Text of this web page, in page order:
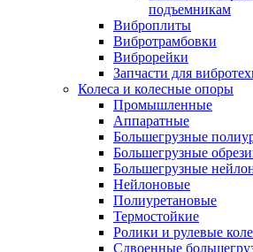
подъемникам
Виброплиты
Вибротрамбовки
Виброрейки
Запчасти для
Колеса и колесные опоры
Промышленные
Аппаратные
Большегрузные
Большегрузные
Большегрузные
Нейлоновые
Полиуретановые
Термостойкие
Ролики и рулевые
Сдвоенные